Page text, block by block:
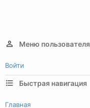
Меню пользователя
Войти
Быстрая навигация
Главная